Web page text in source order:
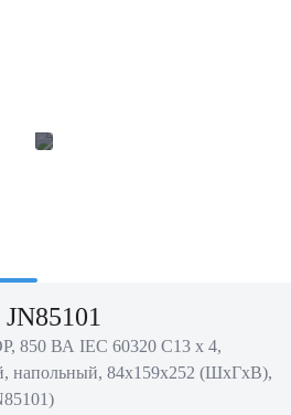
ВА IEC 60320 C13 х 4,
напольный, 84х159х252 (ШхГхВ),